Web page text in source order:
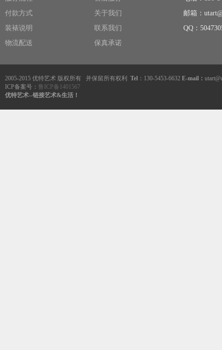
付款方式
装裱说明
物流配送
关于我们
联系我们
保真承诺
邮箱：
QQ：
2005-2015 优特艺术 版权所有 并保留所有权利 Tel ：130-5453-6632 E-mail：
ICP备案号： 鲁ICP备1401567
优特艺术--链接艺术&生活！